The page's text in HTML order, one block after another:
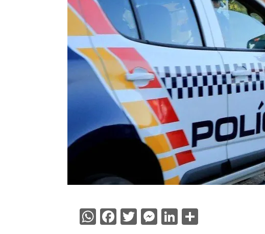
WhatsApp
Facebook
Twitter
Messenger
LinkedIn